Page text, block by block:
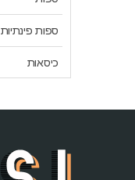
ספות פינתיות
כיסאות